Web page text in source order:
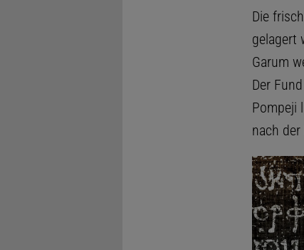
Die
gelagert
Garum
Der
Pompeji
nach